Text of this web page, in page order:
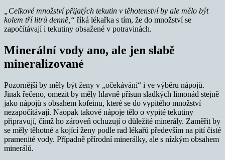
„Celkové množství přijatých tekutin v těhotenství by ale mělo být
kolem tří litrů denně,“ říká lékařka s tím, že do množství se
započítávají i tekutiny obsažené v potravinách.
Minerální vody ano, ale jen slabě
mineralizované
Pozornější by měly být ženy v „očekávání“ i ve výběru nápojů.
Jinak řečeno, omezit by měly hlavně přísun sladkých limonád stejně
jako nápojů s obsahem kofeinu, které se do vypitého množství
nezapočítávají. Naopak takové nápoje tělo o vypité tekutiny
připravují, čímž ho zároveň ochuzují o důležité minerály. Zaměřit by
se měly těhotné a kojící ženy podle rad lékařů především na pití čisté
pramenité vody. Případně přírodní minerálky, ale s nízkým obsahem
minerálů.